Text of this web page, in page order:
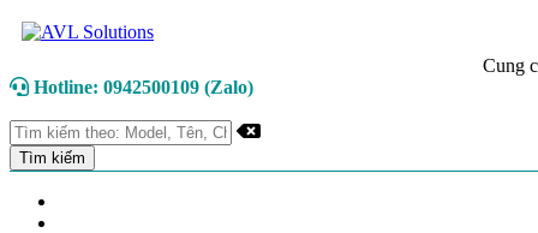
Cung
Hotline: 0942500109 (Zalo)